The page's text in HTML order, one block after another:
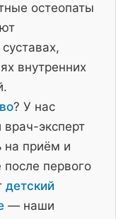
остеопаты
внутренних
? У нас
эксперт
приём и
после первого
детский
— наши